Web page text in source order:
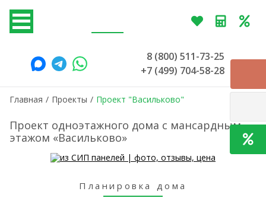
8 (800) 511-73-25
+7 (499) 704-58-28
Главная / Проекты / Проект "Васильково"
Проект одноэтажного дома с мансардным
этажом «Васильково»
Планировка дома